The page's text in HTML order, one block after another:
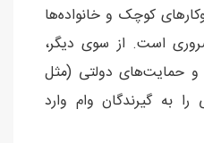
کوچک و خانواده‌ها
است. از سوی دیگر،
و حمایت‌های دولتی (مثل
به گیرندگان وام وارد